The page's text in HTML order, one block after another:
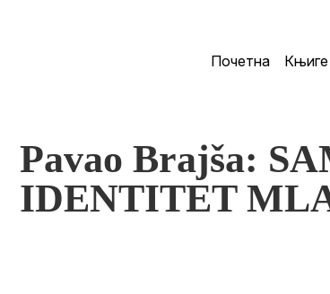
Почетна Књиге
Pavao Brajša:
IDENTITET